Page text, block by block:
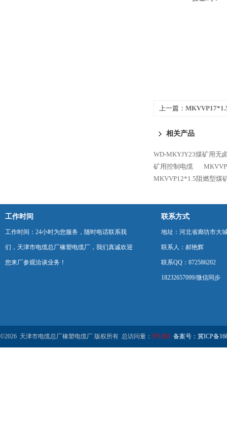
上一篇：
相关产品
WD-MKYJY23煤矿用无
矿用控制电缆
MKVVP12*1.5阻燃型煤
工作时间
工作时间：24小时为您服务，随时电话联系我
们，天津市电缆总厂橡塑电缆厂，我们真诚欢迎
您来厂参观洽谈业务！
联系方式
地址：河北省廊坊市大
联系人：郝艳辉
联系QQ：872586202
18232657099/微信同步
©2026 天津市电缆总厂橡塑电缆厂 版权所有 总访问量： 971203 备案号：冀ICP备